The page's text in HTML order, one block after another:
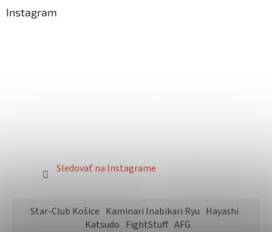
Instagram
Sledovať na Instagrame
Star-Club Košice Kaminari Inabikari Ryu Hayashi
Katsudo FightStuff AFG